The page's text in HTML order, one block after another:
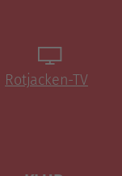
Rotjacken-TV